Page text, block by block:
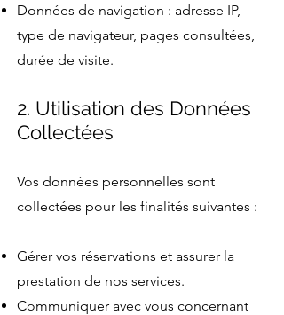
Données de navigation : adresse IP,
type de navigateur, pages consultées,
durée de visite.
2. Utilisation des Données
Collectées
Vos données personnelles sont
collectées pour les finalités suivantes :
Gérer vos réservations et assurer la
prestation de nos services.
Communiquer avec vous concernant